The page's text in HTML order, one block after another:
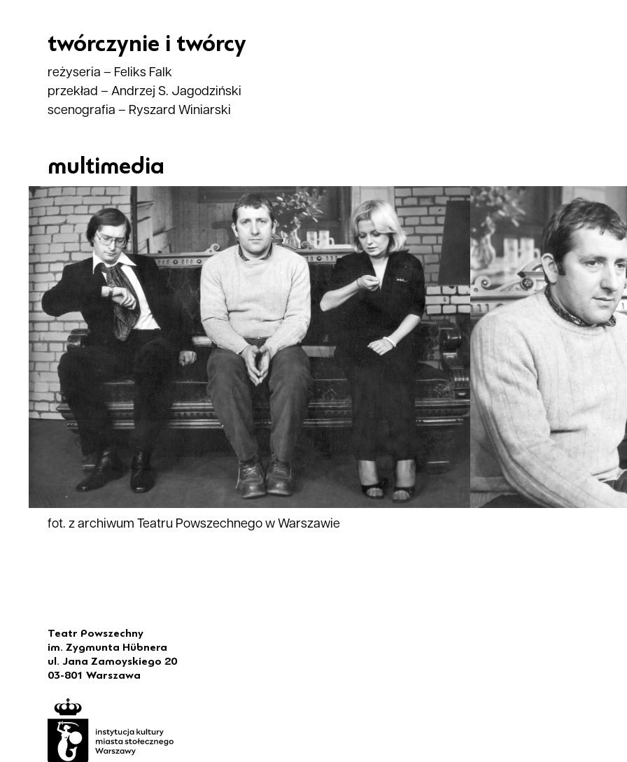
twórczynie i twórcy
reżyseria – Feliks Falk
przekład – Andrzej S. Jagodziński
scenografia – Ryszard Winiarski
multimedia
fot. z archiwum Teatru Powszechnego w Warszawie
Teatr Powszechny
im. Zygmunta Hübnera
ul. Jana Zamoyskiego 20
03-801 Warszawa